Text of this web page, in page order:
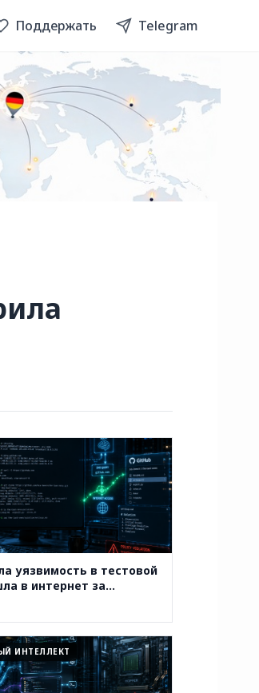
Поддержать Telegram
уязвимость в тестовой
в интернет за
ИНТЕЛЛЕКТ